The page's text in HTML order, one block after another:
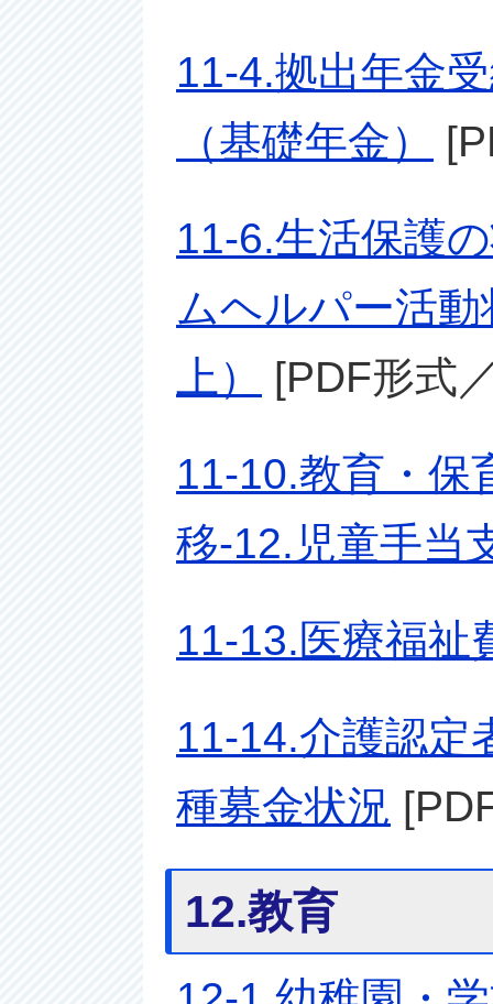
11-4.拠出年金
（基礎年金）
11-6.生活保護
ムヘルパー活
上）
[PDF形式
11-10.教育・保
移-12.児童手当
11-13.医療福祉
11-14.介護認定
種募金状況
12.教育